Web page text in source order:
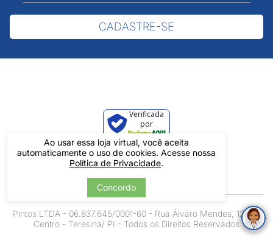
Ao usar essa loja virtual, você aceita
automaticamente o uso de cookies. Acesse nossa
Política de Privacidade.
Concordo
CADASTRE-SE
Verificada
por
Pintos LTDA - 06.837.645/0001-60 - Rua Álvaro Mendes, 1237 -
Centro - Teresina/ PI - Todos os Direitos Reservados